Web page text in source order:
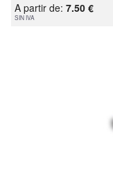
A partir de: 7.50 €
SIN IVA